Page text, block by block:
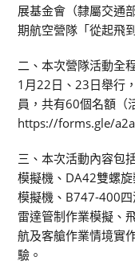
展基金會（隸屬交通
期航空營隊「從起飛
二、本次營隊活動全
1月22日、23日舉行
員，共有60個名額（
https://forms.gle/
三、本次活動內容包
模擬機、DA42雙螺
模擬機、B747-400
雷達管制作業模擬、
航及客艙作業情境實
驗。